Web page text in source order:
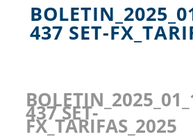
437 SET-
437 SET-
FX_TARIFAS_2025